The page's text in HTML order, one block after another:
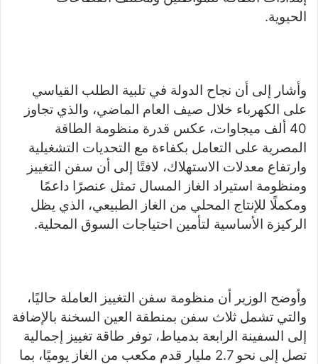
الحيوية.
وأشار إلى أن نجاح الدولة في تلبية الطلب القياسي
على الكهرباء خلال صيف العام الماضي، والذي تجاوز
40 ألف ميجاوات، عكس قدرة منظومة الطاقة
المصرية على التعامل بكفاءة مع التحديات التشغيلية
وارتفاع معدلات الاستهلاك، لافتًا إلى أن سفن التغييز
ومنظومة استيراد الغاز المسال تمثل عنصرًا داعمًا
ومكملًا للإنتاج المحلي من الغاز الطبيعي، الذي يظل
الركيزة الأساسية لتأمين احتياجات السوق المحلية.
وأوضح الوزير أن منظومة سفن التغييز العاملة حاليًا،
والتي تشمل ثلاث سفن بمنطقة العين السخنة بالإضافة
إلى السفينة الرابعة بدمياط، توفر طاقة تغييز إجمالية
تصل إلى نحو 2.7 مليار قدم مكعب من الغاز يوميًا، بما